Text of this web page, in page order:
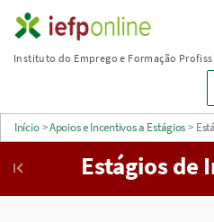
Saltar
para
principal
Instituto do Emprego e Formação
Início >Apoios e Incentivos a Estágios >
Estágios de